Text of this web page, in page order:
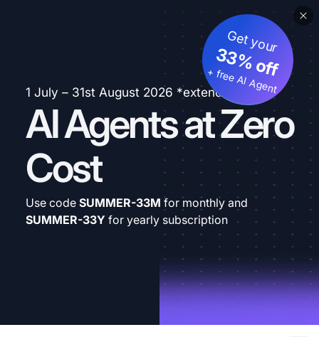
1 July – 31st August 2026 *extended
AI Agents at Zero
Cost
Get your
33% off
+ free AI Agent
Use code SUMMER-33M for monthly and
SUMMER-33Y for yearly subscription